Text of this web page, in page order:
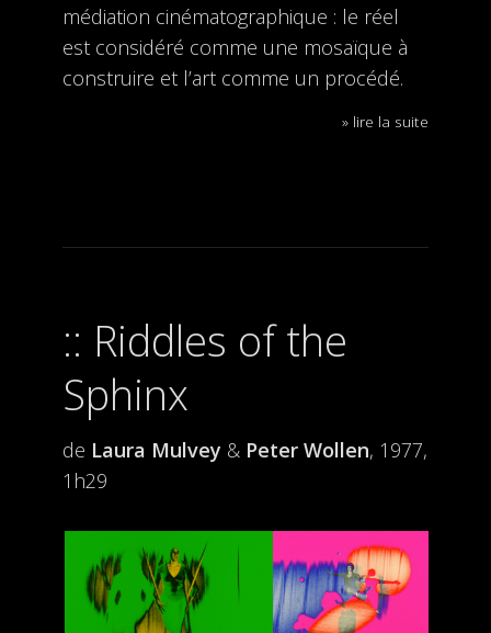
médiation cinématographique : le réel
est considéré comme une mosaïque à
construire et l’art comme un procédé.
» lire la suite
Riddles of the
Sphinx
de Laura Mulvey & Peter Wollen, 1977,
1h29